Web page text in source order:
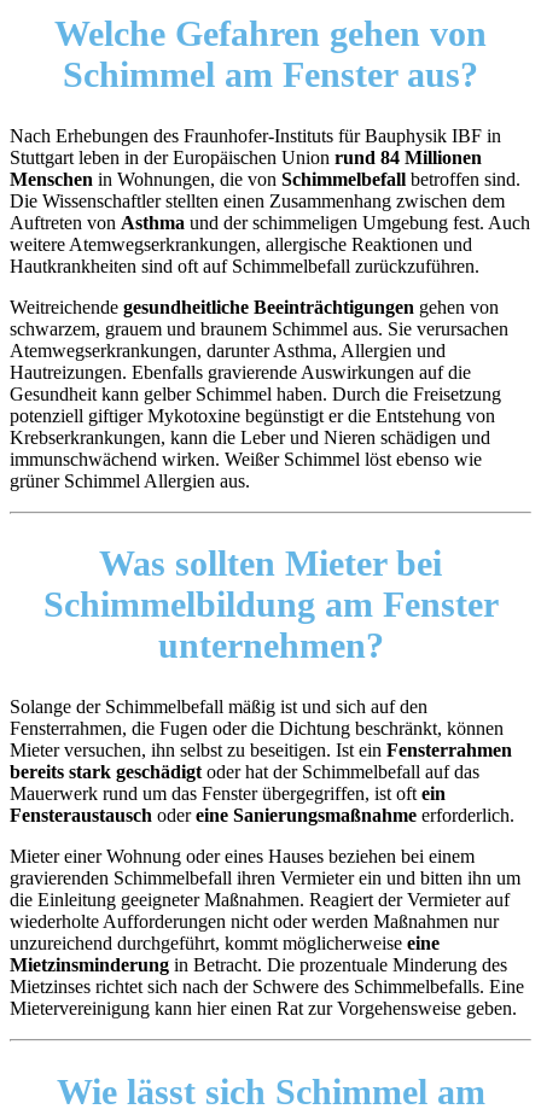
Welche Gefahren gehen von
Schimmel am Fenster aus?
Nach Erhebungen des Fraunhofer-Instituts für Bauphysik IBF in
Stuttgart leben in der Europäischen Union rund 84 Millionen
Menschen in Wohnungen, die von Schimmelbefall betroffen sind.
Die Wissenschaftler stellten einen Zusammenhang zwischen dem
Auftreten von Asthma und der schimmeligen Umgebung fest. Auch
weitere Atemwegserkrankungen, allergische Reaktionen und
Hautkrankheiten sind oft auf Schimmelbefall zurückzuführen.
Weitreichende gesundheitliche Beeinträchtigungen gehen von
schwarzem, grauem und braunem Schimmel aus. Sie verursachen
Atemwegserkrankungen, darunter Asthma, Allergien und
Hautreizungen. Ebenfalls gravierende Auswirkungen auf die
Gesundheit kann gelber Schimmel haben. Durch die Freisetzung
potenziell giftiger Mykotoxine begünstigt er die Entstehung von
Krebserkrankungen, kann die Leber und Nieren schädigen und
immunschwächend wirken. Weißer Schimmel löst ebenso wie
grüner Schimmel Allergien aus.
Was sollten Mieterbei
Schimmelbildung am Fenster
unternehmen?
Solange der Schimmelbefall mäßig ist und sich auf den
Fensterrahmen, die Fugen oder die Dichtung beschränkt, können
Mieter versuchen, ihn selbst zu beseitigen. Ist ein Fensterrahmen
bereits stark geschädigt oder hat der Schimmelbefall auf das
Mauerwerk rund um das Fenster übergegriffen, ist oft ein
Fensteraustausch odereine Sanierungsmaßnahme erforderlich.
Mieter einer Wohnung oder eines Hauses beziehen bei einem
gravierenden Schimmelbefall ihren Vermieter ein und bitten ihn um
die Einleitung geeigneter Maßnahmen. Reagiert der Vermieter auf
wiederholte Aufforderungen nicht oder werden Maßnahmen nur
unzureichend durchgeführt, kommt möglicherweise eine
Mietzinsminderung in Betracht. Die prozentuale Minderung des
Mietzinses richtet sich nach der Schwere des Schimmelbefalls. Eine
Mietervereinigung kann hier einen Rat zur Vorgehensweise geben.
Wie lässt sich Schimmel am